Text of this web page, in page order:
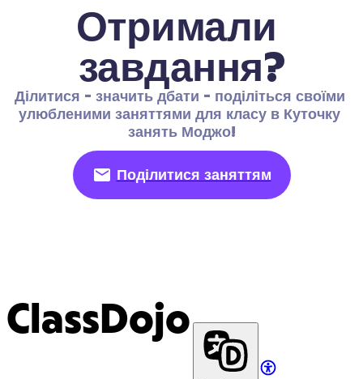
Отримали
завдання?
Ділитися - значить дбати - поділіться своїми
улюбленими заняттями для класу в Куточку
занять Моджо!
Поділитися заняттям
ClassDojo